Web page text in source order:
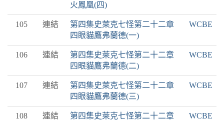
火鳳凰(四)
105 連結
第四集史萊克七怪第二十二章
四眼貓鷹弗蘭德(一)
WCBE
106 連結
第四集史萊克七怪第二十二章
四眼貓鷹弗蘭德(二)
WCBE
107 連結
第四集史萊克七怪第二十二章
四眼貓鷹弗蘭德(三)
WCBE
108 連結
第四集史萊克七怪第二十二章
WCBE